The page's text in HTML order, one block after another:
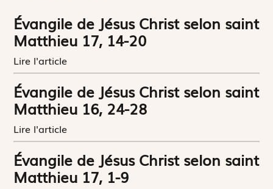
Évangile de Jésus Christ selon saint
Matthieu 17, 14-20
Lire l'article
Évangile de Jésus Christ selon saint
Matthieu 16, 24-28
Lire l'article
Évangile de Jésus Christ selon saint
Matthieu 17, 1-9